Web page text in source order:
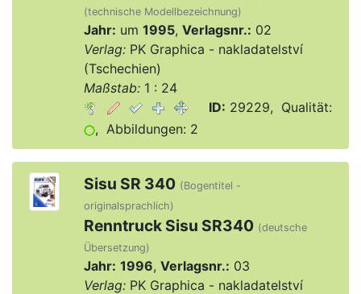
(technische Modellbezeichnung)
Jahr: um 1995, Verlagsnr.: 02
Verlag:PK Graphica - nakladatelství
(Tschechien)
Maßstab:1 : 24
ID: 29229, Qualität:
, Abbildungen: 2
Sisu SR 340 (Bogentitel -
originalsprachlich)
Renntruck Sisu SR340 (deutsche
Übersetzung)
Jahr: 1996, Verlagsnr.: 03
Verlag:PK Graphica - nakladatelství